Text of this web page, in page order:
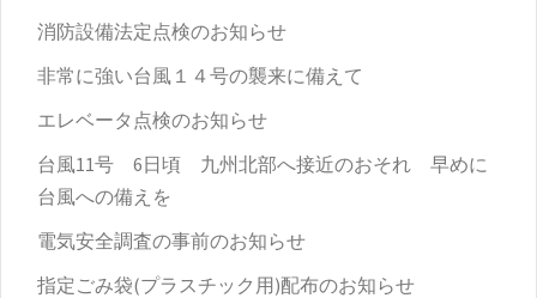
消防設備法定点検のお知らせ
非常に強い台風１４号の襲来に備えて
エレベータ点検のお知らせ
台風11号 6日頃 九州北部へ接近のおそれ 早めに
台風への備えを
電気安全調査の事前のお知らせ
指定ごみ袋(プラスチック用)配布のお知らせ